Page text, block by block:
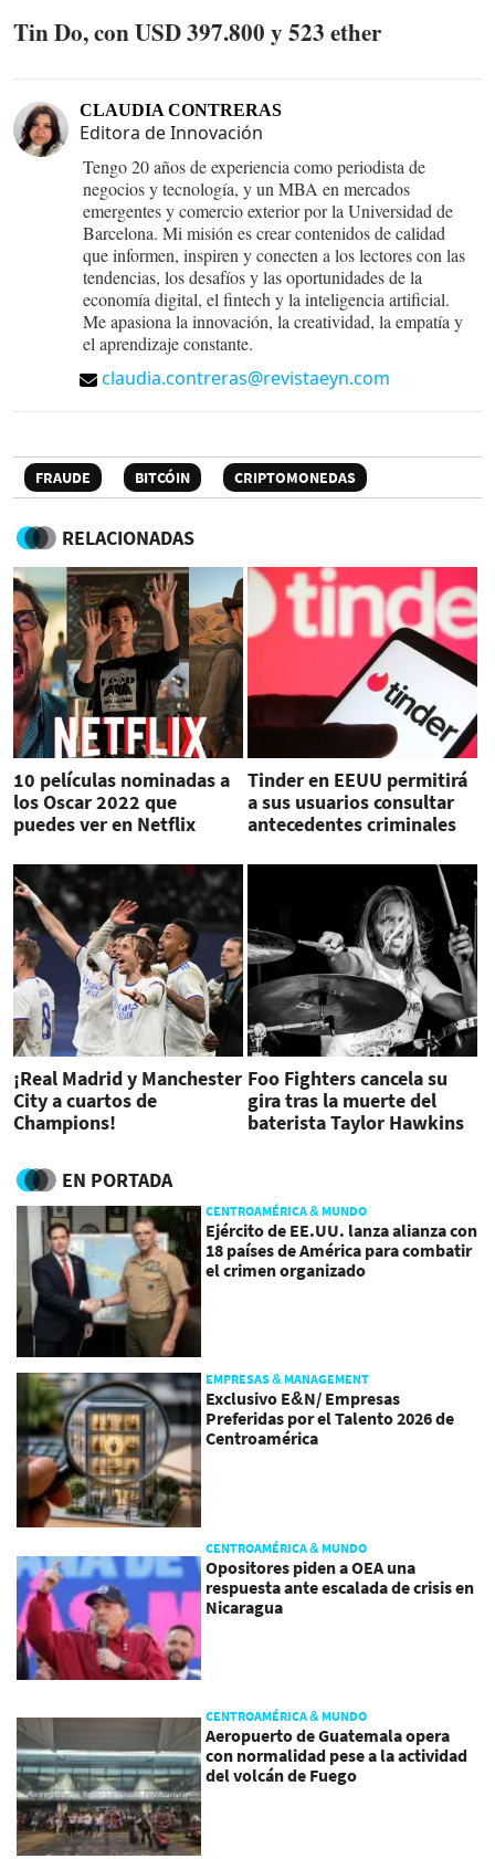
Tin Do, con USD 397.800 y 523 ether
CLAUDIA CONTRERAS
Editora de Innovación
Tengo 20 años de experiencia como periodista de
negocios y tecnología, y un MBA en mercados
emergentes y comercio exterior por la Universidad de
Barcelona. Mi misión es crear contenidos de calidad
que informen, inspiren y conecten a los lectores con las
tendencias, los desafíos y las oportunidades de la
economía digital, el fintech y la inteligencia artificial.
Me apasiona la innovación, la creatividad, la empatía y
el aprendizaje constante.
claudia.contreras@revistaeyn.com
FRAUDE BITCÓIN CRIPTOMONEDAS
RELACIONADAS
10 películas nominadas a
los Oscar 2022 que
puedes ver en Netflix
Tinder en EEUU permitirá
a sus usuarios consultar
antecedentes criminales
¡Real Madrid y Manchester
City a cuartos de
Champions!
Foo Fighters cancela su
gira tras la muerte del
baterista Taylor Hawkins
EN PORTADA
CENTROAMÉRICA & MUNDO
Ejército de EE.UU. lanza alianza con
18 países de América para combatir
el crimen organizado
EMPRESAS & MANAGEMENT
Exclusivo E&N/ Empresas
Preferidas por el Talento 2026 de
Centroamérica
CENTROAMÉRICA & MUNDO
Opositores piden a OEA una
respuesta ante escalada de crisis en
Nicaragua
CENTROAMÉRICA & MUNDO
Aeropuerto de Guatemala opera
con normalidad pese a la actividad
del volcán de Fuego